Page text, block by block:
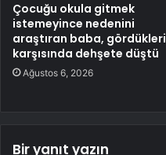
Çocuğu okula gitmek
istemeyince nedenini
araştıran baba, gördükleri
karşısında dehşete düştü
Ağustos 6, 2026
Bir yanıt yazın